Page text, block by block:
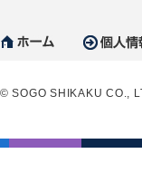
© SOGO SHIKAKU CO.,